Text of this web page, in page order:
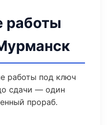
работы
работы под ключ
сдачи — один
прораб.